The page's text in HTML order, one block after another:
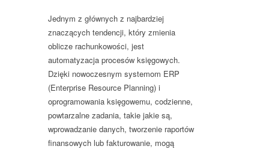
Jednym z głównych z najbardziej
znaczących tendencji, który zmienia
oblicze rachunkowości, jest
automatyzacja procesów księgowych.
Dzięki nowoczesnym systemom ERP
(Enterprise Resource Planning) i
oprogramowania księgowemu, codzienne,
powtarzalne zadania, takie jakie są,
wprowadzanie danych, tworzenie raportów
finansowych lub fakturowanie, mogą